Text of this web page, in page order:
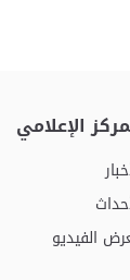
الإعلامي
الفيديو